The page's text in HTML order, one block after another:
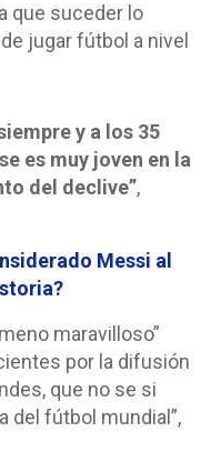
que suceder lo
jugar fútbol a nivel
y a los 35
es muy joven en la
del declive”,
Messi al
maravilloso”
por la difusión
que no se si
del fútbol mundial”,